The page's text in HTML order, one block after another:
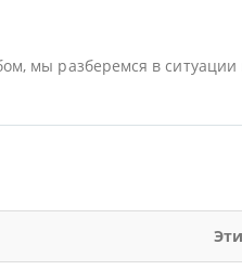
мы разберемся в